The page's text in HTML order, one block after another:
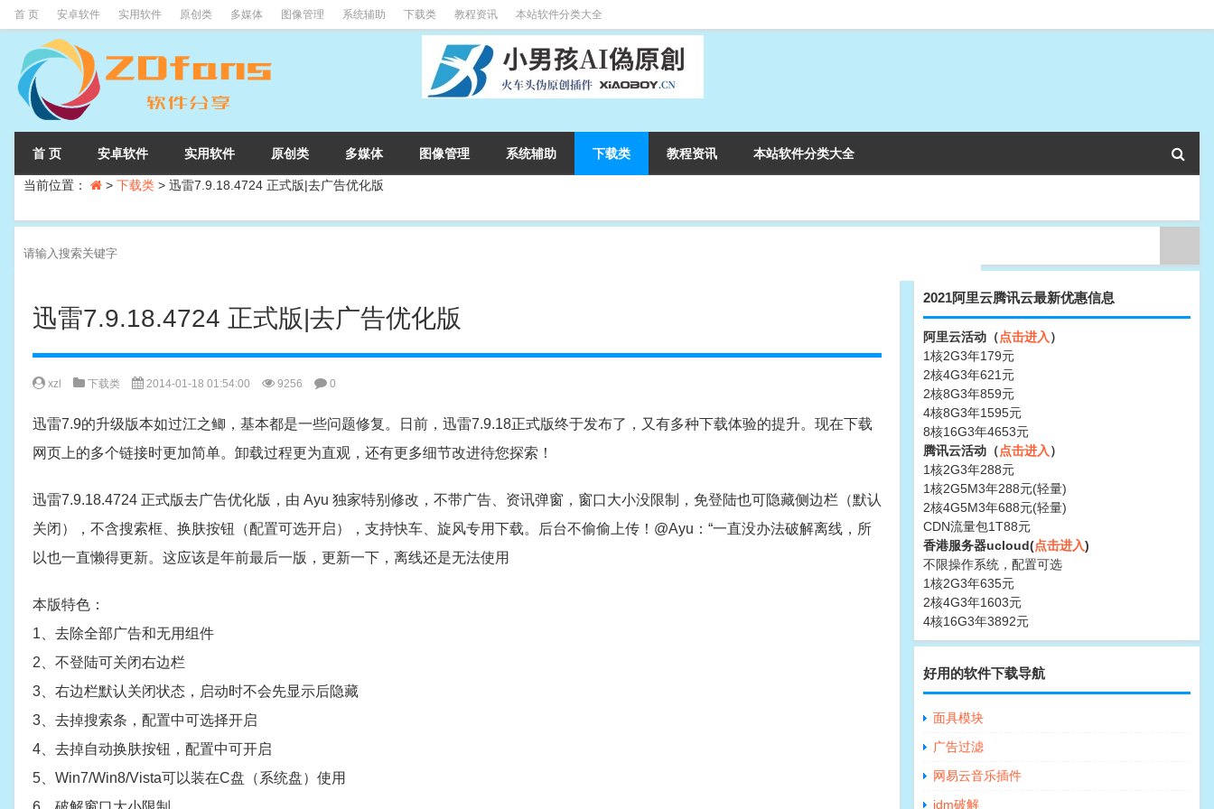
首 页 安卓软件 实用软件 原创类 多媒体 图像管理 系统辅助 下载类 教程资讯 本站软件分类大全
首 页 安卓软件 实用软件 原创类 多媒体 图像管理 系统辅助 下载类 教程资讯 本站软件分类大全
当前位置： > 下载类 > 迅雷7.9.18.4724 正式版|去广告优化版
迅雷7.9.18.4724 正式版|去广告优化版
xzl 下载类 2014-01-18 01:54:00 9256 0
迅雷7.9的升级版本如过江之鲫，基本都是一些问题修复。日前，迅雷7.9.18正式版终于发布了，又有多种下载体验的提升。现在下载
网页上的多个链接时更加简单。卸载过程更为直观，还有更多细节改进待您探索！
迅雷7.9.18.4724 正式版去广告优化版，由 Ayu 独家特别修改，不带广告、资讯弹窗，窗口大小没限制，免登陆也可隐藏侧边栏（默认
关闭），不含搜索框、换肤按钮（配置可选开启），支持快车、旋风专用下载。后台不偷偷上传！@Ayu：“一直没办法破解离线，所
以也一直懒得更新。这应该是年前最后一版，更新一下，离线还是无法使用
本版特色：
1、去除全部广告和无用组件
2、不登陆可关闭右边栏
3、右边栏默认关闭状态，启动时不会先显示后隐藏
3、去掉搜索条，配置中可选择开启
4、去掉自动换肤按钮，配置中可开启
5、Win7/Win8/Vista可以装在C盘（系统盘）使用
2021阿里云腾讯云最新优惠信息
阿里云活动（点击进入 ）
1核2G3年179元
2核4G3年621元
2核8G3年859元
4核8G3年1595元
8核16G3年4653元
腾讯云活动（点击进入 ）
1核2G3年288元
1核2G5M3年288元(轻量)
2核4G5M3年688元(轻量)
CDN流量包1T88元
香港服务器ucloud(点击进入)
不限操作系统，配置可选
1核2G3年635元
2核4G3年1603元
4核16G3年3892元
好用的软件下载导航
面具模块
广告过滤
网易云音乐插件
idm破解